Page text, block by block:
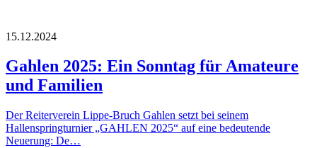
15.12.2024
Gahlen 2025: Ein Sonntag für Amateure
und Familien
Der Reiterverein Lippe-Bruch Gahlen setzt bei seinem
Hallenspringturnier „GAHLEN 2025“ auf eine bedeutende
Neuerung: De…